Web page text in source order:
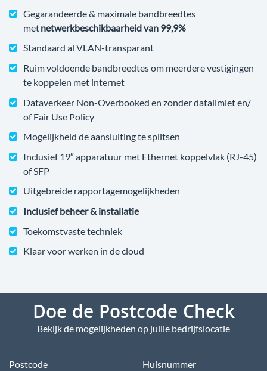
Gegarandeerde & maximale bandbreedtes
metnetwerkbeschikbaarheid van 99,9%
Standaard al VLAN-transparant
Ruim voldoende bandbreedtes om meerdere vestigingen
te koppelen met internet
Dataverkeer Non-Overbooked en zonder datalimiet en/
of Fair Use Policy
Mogelijkheid de aansluiting te splitsen
Inclusief 19″ apparatuur met Ethernet koppelvlak (RJ-45)
of SFP
Uitgebreide rapportagemogelijkheden
Inclusief beheer & installatie
Toekomstvaste techniek
Klaar voor werken in de cloud
Doe de Postcode Check
Bekijk de mogelijkheden op jullie bedrijfslocatie
Postcode Huisnummer